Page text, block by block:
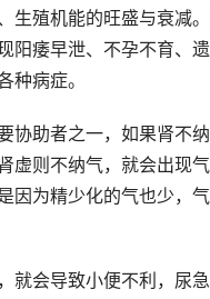
生殖机能的旺盛与衰减
阳痿早泄、不孕不育、遗
病症。
协助者之一，如果肾不纳
虚则不纳气，就会出现
因为精少化的气也少，
会导致小便不利，尿急